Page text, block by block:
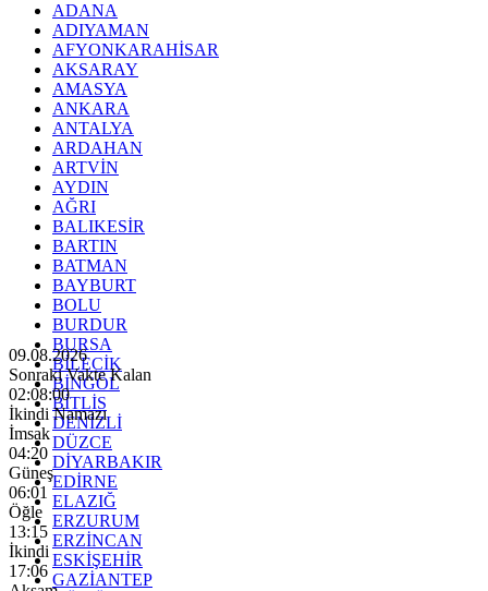
ADANA
ADIYAMAN
AFYONKARAHİSAR
AKSARAY
AMASYA
ANKARA
ANTALYA
ARDAHAN
ARTVİN
AYDIN
AĞRI
BALIKESİR
BARTIN
BATMAN
BAYBURT
BOLU
BURDUR
BURSA
BİLECİK
BİNGÖL
BİTLİS
DENİZLİ
DÜZCE
DİYARBAKIR
EDİRNE
ELAZIĞ
ERZURUM
ERZİNCAN
ESKİŞEHİR
GAZİANTEP
09.08.2026
Sonraki Vakte Kalan
02:07:58
İkindi Namazı
İmsak
04:20
Güneş
06:01
Öğle
13:15
İkindi
17:06